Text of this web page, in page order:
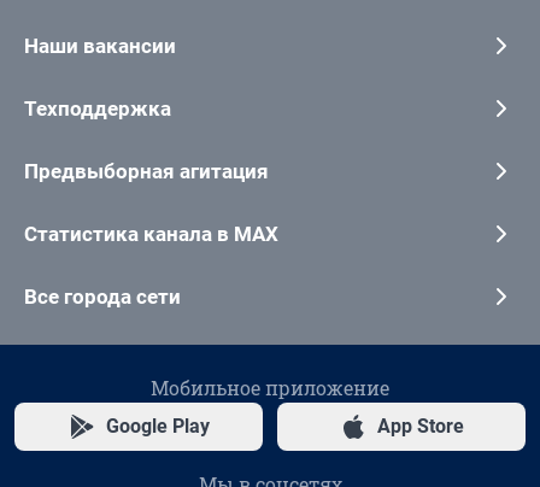
Наши вакансии
Техподдержка
Предвыборная агитация
Статистика канала в MAX
Все города сети
Мобильное приложение
Google Play App Store